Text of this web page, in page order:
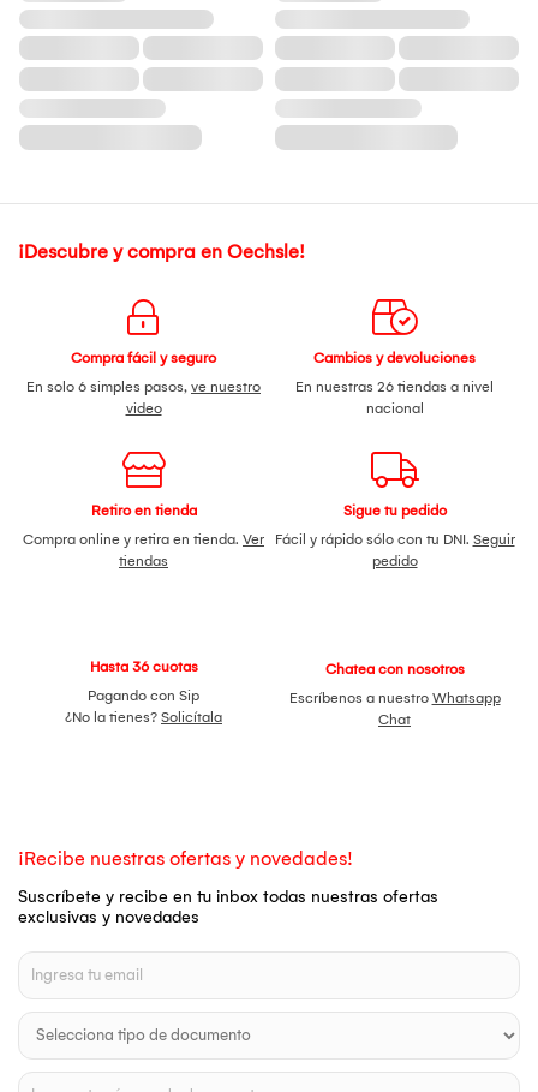
¡Descubre y compra en Oechsle!
Compra fácil y seguro
En solo 6 simples pasos, ve nuestro
video
Cambios y devoluciones
En nuestras 26 tiendas a nivel
nacional
Retiro en tienda
Compra online y retira en tienda. Ver
tiendas
Sigue tu pedido
Fácil y rápido sólo con tu DNI. Seguir
pedido
Hasta 36 cuotas
Pagando con Sip
¿No la tienes? Solicítala
Chatea con nosotros
Escríbenos a nuestro Whatsapp
Chat
¡Recibe nuestras ofertas y novedades!
Suscríbete y recibe en tu inbox todas nuestras ofertas
exclusivas y novedades